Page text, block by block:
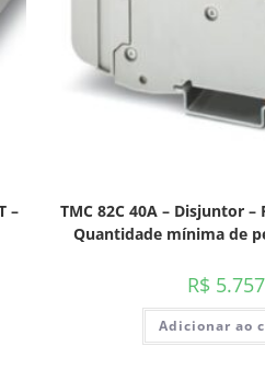
–
TMC 82C 40A – Disjuntor –
Quantidade mínima de
R$
Adicionar ao